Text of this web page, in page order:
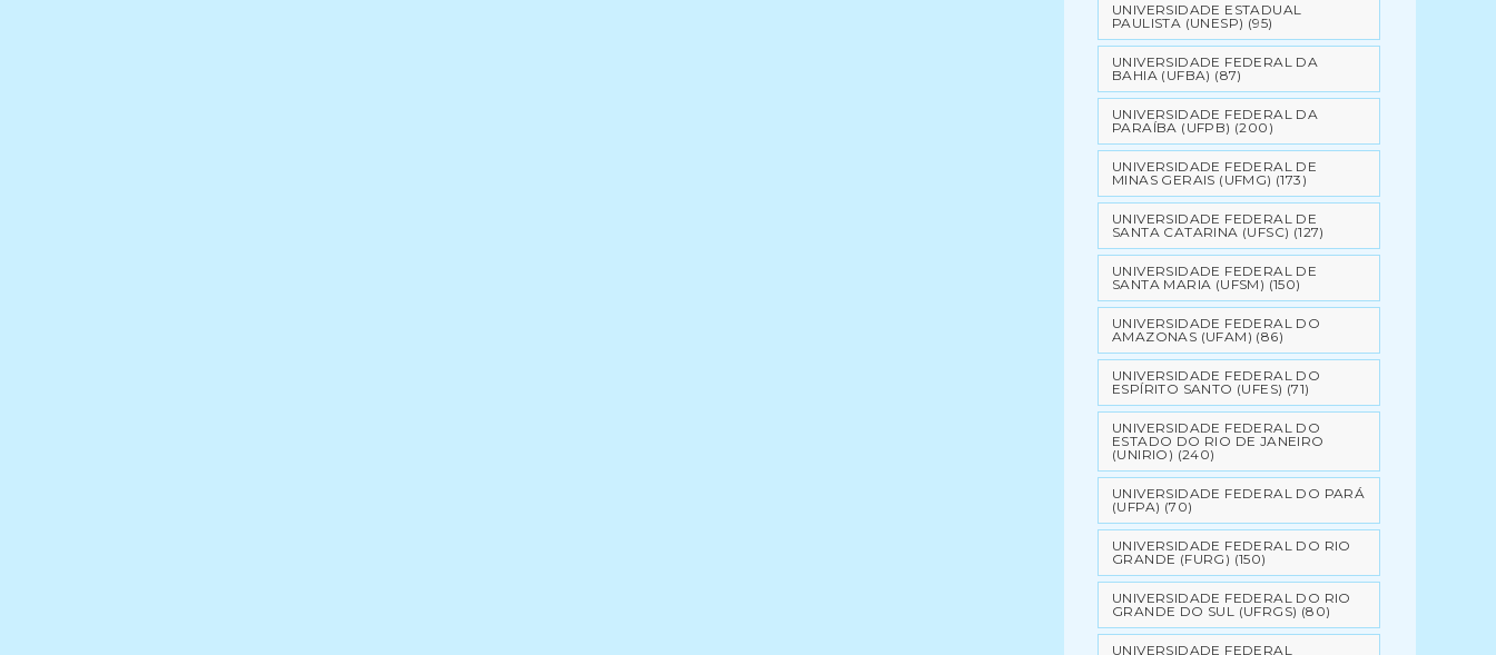
UNIVERSIDADE ESTADUAL
PAULISTA (UNESP) (95)
UNIVERSIDADE FEDERAL DA
BAHIA (UFBA) (87)
UNIVERSIDADE FEDERAL DA
PARAÍBA (UFPB) (200)
UNIVERSIDADE FEDERAL DE
MINAS GERAIS (UFMG) (173)
UNIVERSIDADE FEDERAL DE
SANTA CATARINA (UFSC) (127)
UNIVERSIDADE FEDERAL DE
SANTA MARIA (UFSM) (150)
UNIVERSIDADE FEDERAL DO
AMAZONAS (UFAM) (86)
UNIVERSIDADE FEDERAL DO
ESPÍRITO SANTO (UFES) (71)
UNIVERSIDADE FEDERAL DO
ESTADO DO RIO DE JANEIRO
(UNIRIO) (240)
UNIVERSIDADE FEDERAL DO PARÁ
(UFPA) (70)
UNIVERSIDADE FEDERAL DO RIO
GRANDE (FURG) (150)
UNIVERSIDADE FEDERAL DO RIO
GRANDE DO SUL (UFRGS) (80)
UNIVERSIDADE FEDERAL